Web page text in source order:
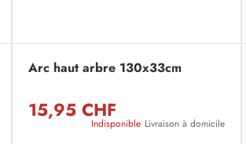
Arc haut arbre 130x33cm
15,95 CHF
Indisponible Livraison à domicile